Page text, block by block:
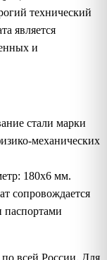
технический
является
и
стали марки
механических
180х6 мм.
сопровождается
паспортами
всей России. Для